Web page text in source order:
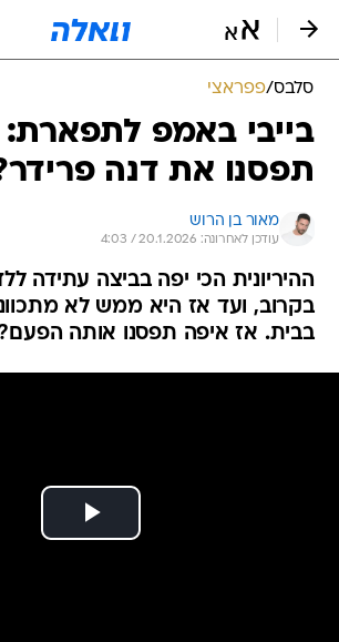
סלבס/פפראצי
בייבי באמפ לתפארת:
תפסנו את דנה
מאור בן הרוש
עודכן לאחרונה: 20.1.2026 / 4:03
ההיריונית הכי יפה בביצה עתידה
בקרוב, ועד אז היא ממש לא
בבית. אז איפה תפסנו אותה